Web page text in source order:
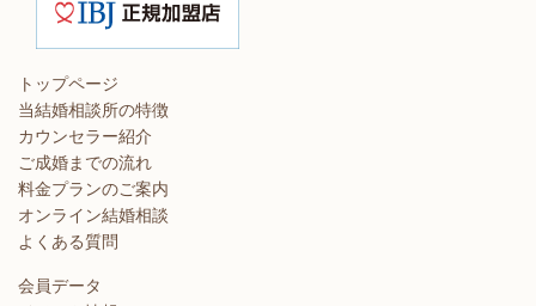
トップページ
当結婚相談所の特徴
カウンセラー紹介
ご成婚までの流れ
料金プランのご案内
オンライン結婚相談
よくある質問
会員データ